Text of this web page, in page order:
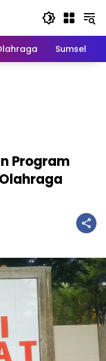
Sumsel
Program